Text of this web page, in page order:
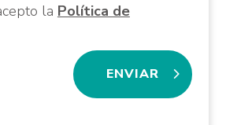
la Política de
ENVIAR